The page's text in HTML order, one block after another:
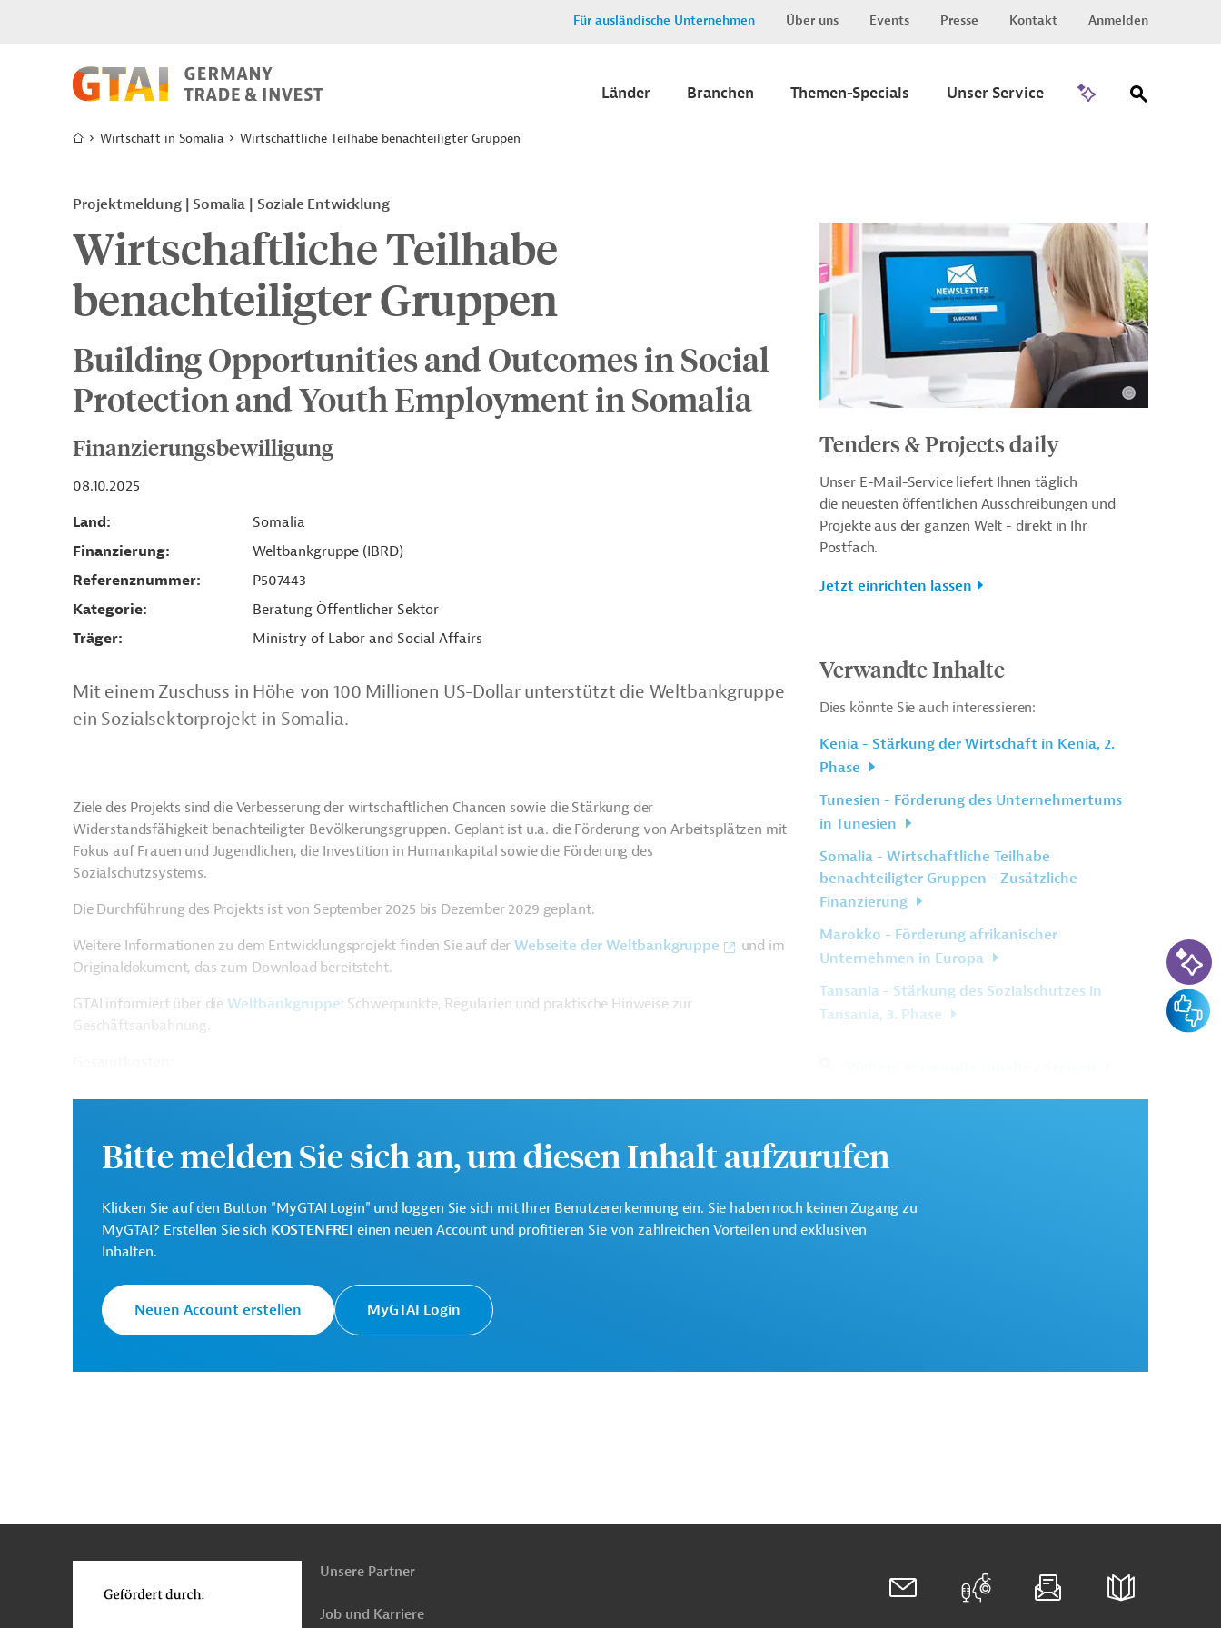
Für ausländische Unternehmen Über uns Events Presse Kontakt Anmelden
Länder Branchen Themen-Specials Unser Service
Wirtschaft in Somalia Wirtschaftliche Teilhabe benachteiligter Gruppen
Projektmeldung Somalia Soziale Entwicklung
Wirtschaftliche Teilhabe
benachteiligter Gruppen
Building Opportunities and Outcomes in Social
Protection and Youth Employment in Somalia
Finanzierungsbewilligung
08.10.2025
Land
Somalia
Finanzierung
Weltbankgruppe (IBRD)
Referenznummer
P507443
Kategorie
Beratung Öffentlicher Sektor
Träger
Ministry of Labor and Social Affairs
Mit einem Zuschuss in Höhe von 100 Millionen US-Dollar unterstützt die Weltbankgruppe
ein Sozialsektorprojekt in Somalia.
Ziele des Projekts sind die Verbesserung der wirtschaftlichen Chancen sowie die Stärkung der
Widerstandsfähigkeit benachteiligter Bevölkerungsgruppen. Geplant ist u.a. die Förderung von Arbeitsplätzen mit
Fokus auf Frauen und Jugendlichen, die Investition in Humankapital sowie die Förderung des
Sozialschutzsystems.
Die Durchführung des Projekts ist von September 2025 bis Dezember 2029 geplant.
Weitere Informationen zu dem Entwicklungsprojekt finden Sie auf derWebseite der Weltbankgruppe
und im
Originaldokument, das zum Download bereitsteht.
GTAI informiert über die Weltbankgruppe: Schwerpunkte, Regularien und praktische Hinweise zur
Geschäftsanbahnung.
100 Millionen US-Dollar (IDA, Zuschuss)
Kontaktadressen
Weltbank
Die Weltbankgruppe ist eine der weltweit größten multilateralen
Download
Tenders & Projects daily
Unser E-Mail-Service liefert Ihnen täglich
die neuesten öffentlichen Ausschreibungen und
Projekte aus der ganzen Welt - direkt in Ihr
Postfach.
Jetzt einrichten lassen
Verwandte Inhalte
Dies könnte Sie auch interessieren:
Kenia - Stärkung der Wirtschaft in Kenia, 2.
Phase
Tunesien - Förderung des Unternehmertums
in Tunesien
Somalia - Wirtschaftliche Teilhabe
benachteiligter Gruppen - Zusätzliche
Finanzierung
Marokko - Förderung afrikanischer
Unternehmen in Europa
Tansania - Stärkung des Sozialschutzes in
Tansania, 3. Phase
Bitte melden Sie sich an, um diesen Inhalt aufzurufen
Klicken Sie auf den Button "MyGTAI Login" und loggen Sie sich mit Ihrer Benutzererkennung ein. Sie haben noch keinen Zugang zu
MyGTAI? Erstellen Sie sich KOSTENFREI einen neuen Account und profitieren Sie von zahlreichen Vorteilen und exklusiven
Inhalten.
Neuen Account erstellen MyGTAI Login
oben
Unsere Partner
Job und Karriere
KI-